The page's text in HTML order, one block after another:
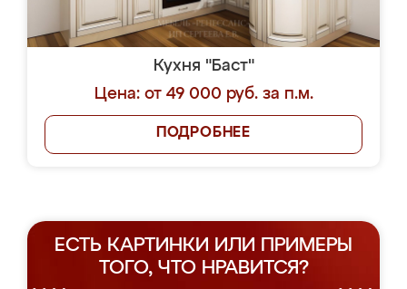
Кухня "Баст"
Цена: от 49 000 руб. за п.м.
ПОДРОБНЕЕ
ЕСТЬ КАРТИНКИ ИЛИ ПРИМЕРЫ
ТОГО, ЧТО НРАВИТСЯ?